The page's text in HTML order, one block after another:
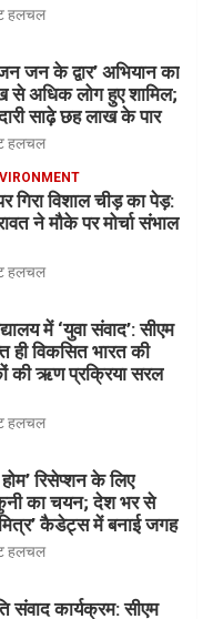
हलचल
जन के द्वार’ अभियान का
से अधिक लोग हुए शामिल;
साढ़े छह लाख के पार
हलचल
गिरा विशाल चीड़ का पेड़:
ने मौके पर मोर्चा संभाल
हलचल
में ‘युवा संवाद’: सीएम
ही विकसित भारत की
की ऋण प्रक्रिया सरल
हलचल
रिसेप्शन के लिए
का चयन; देश भर से
कैडेट्स में बनाई जगह
हलचल
संवाद कार्यक्रम: सीएम